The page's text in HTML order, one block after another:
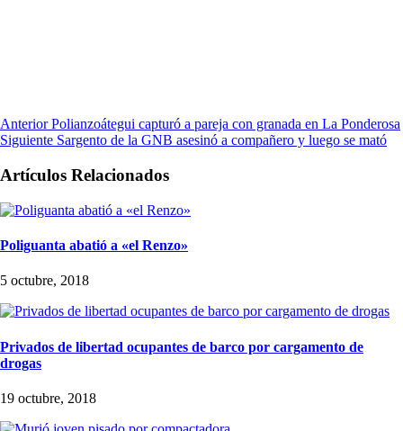
Anterior Polianzoátegui capturó a pareja con granada en La Ponderosa
Siguiente Sargento de la GNB asesinó a compañero y luego se mató
Artículos Relacionados
Poliguanta abatió a «el Renzo»
5 octubre, 2018
Privados de libertad ocupantes de barco por cargamento de
drogas
19 octubre, 2018